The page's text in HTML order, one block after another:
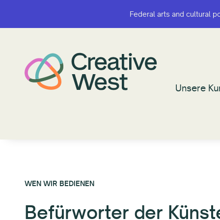
Federal arts and cultural
Unsere
Federal arts and cultural
Unsere
WEN WIR BEDIENEN
Befürworter der